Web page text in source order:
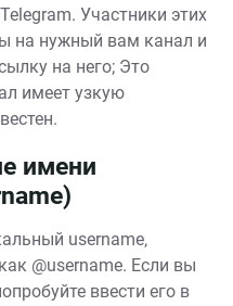
Участники этих
на нужный вам канал и
на него; Это
имеет узкую
имени
username‚
@username. Если вы
ввести его в